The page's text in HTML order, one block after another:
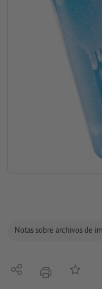
Notas sobre archivos de
CompartirimprimirAñadir